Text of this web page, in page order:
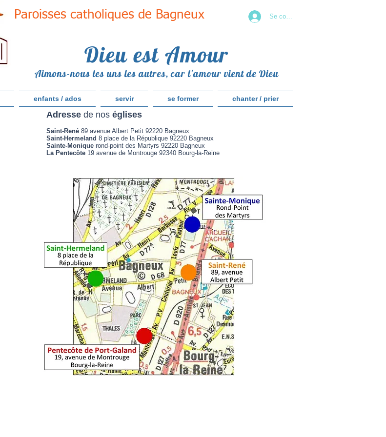
Paroisses catholiques de Bagneux Se connecter
Dieu est Amour
Aimons-nous les uns les autres, car l'amour vient de Dieu
enfants / ados servir se former chanter / prier
Adresse de nos églises
Saint-René 89 avenue Albert Petit 92220 Bagneux
Saint-Hermeland 8 place de la République 92220 Bagneux
Sainte-Monique rond-point des Martyrs 92220 Bagneux
La Pentecôte 19 avenue de Montrouge 92340 Bourg-la-Reine